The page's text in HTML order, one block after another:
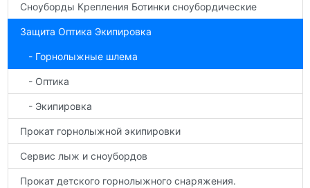
Сноуборды Крепления Ботинки сноубордические
Защита Оптика Экипировка
- Горнолыжные шлема
- Оптика
- Экипировка
Прокат горнолыжной экипировки
Сервис лыж и сноубордов
Прокат детского горнолыжного снаряжения.